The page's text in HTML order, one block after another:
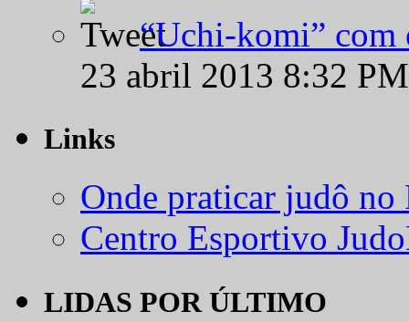
“Uchi-komi” com
23 abril 2013 8:32
Links
Onde praticar judô
Centro Esportivo
LIDAS POR ÚLTIMO